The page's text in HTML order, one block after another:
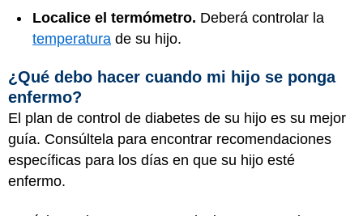
Localice el termómetro. Deberá controlar la
temperatura de su hijo.
¿Qué debo hacer cuando mi hijo se ponga
enfermo?
El plan de control de diabetes de su hijo es su mejor
guía. Consúltela para encontrar recomendaciones
específicas para los días en que su hijo esté
enfermo.